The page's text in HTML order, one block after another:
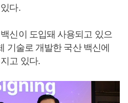
다.
신이 도입돼 사용되고 있으
기술로 개발한 국산 백신에
고 있다.